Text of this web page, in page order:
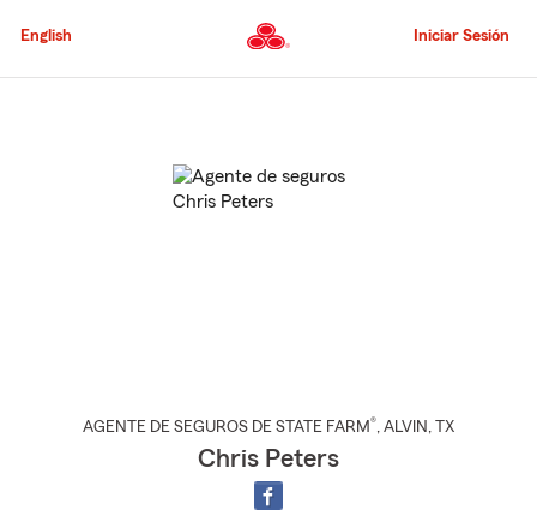
al
principal
English Iniciar Sesión
AGENTE DE SEGUROS DE STATE FARM®, ALVIN , TX
Chris Peters